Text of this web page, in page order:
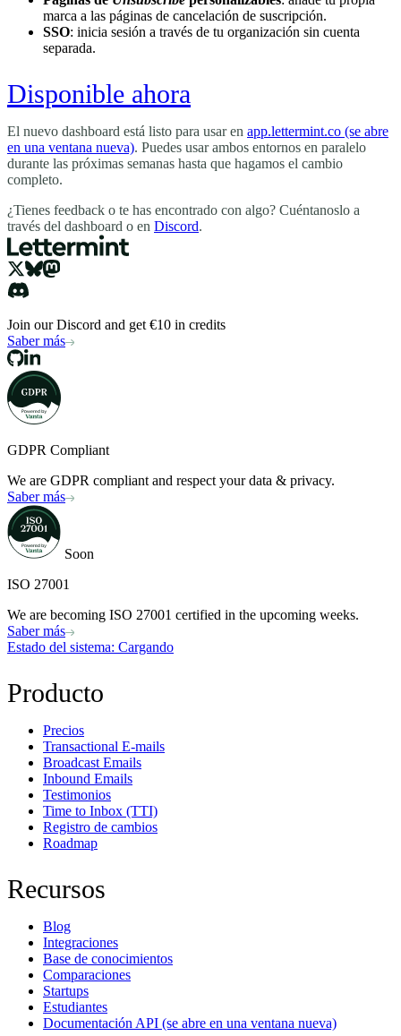
marca a las páginas de cancelación de suscripción.
SSO: inicia sesión a través de tu organización sin cuenta
separada.
Disponible ahora
El nuevo dashboard está listo para usar en app.lettermint.co (se abre
en una ventana nueva). Puedes usar ambos entornos en paralelo
durante las próximas semanas hasta que hagamos el cambio
completo.
¿Tienes feedback o te has encontrado con algo? Cuéntanoslo a
través del dashboard o en Discord.
Join our Discord and get €10 in credits
Saber más
GDPR Compliant
We are GDPR compliant and respect your data & privacy.
Saber más
Soon
ISO 27001
We are becoming ISO 27001 certified in the upcoming weeks.
Saber más
Estado del sistema: Cargando
Producto
Precios
Transactional E-mails
Broadcast Emails
Inbound Emails
Testimonios
Time to Inbox (TTI)
Registro de cambios
Roadmap
Recursos
Blog
Integraciones
Base de conocimientos
Comparaciones
Startups
Estudiantes
Documentación API (se abre en una ventana nueva)